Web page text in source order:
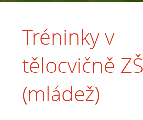
Tréninky v
tělocvičně ZŠ
(mládež)